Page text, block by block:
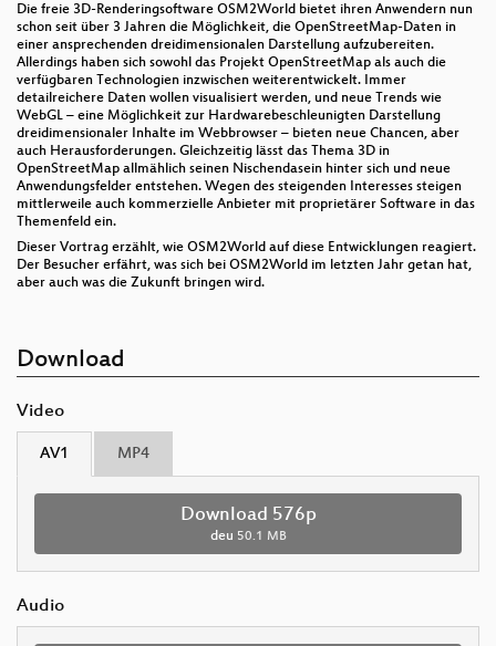
Die freie 3D-Renderingsoftware OSM2World bietet ihren Anwendern nun
schon seit über 3 Jahren die Möglichkeit, die OpenStreetMap-Daten in
einer ansprechenden dreidimensionalen Darstellung aufzubereiten.
Allerdings haben sich sowohl das Projekt OpenStreetMap als auch die
verfügbaren Technologien inzwischen weiterentwickelt. Immer
detailreichere Daten wollen visualisiert werden, und neue Trends wie
WebGL – eine Möglichkeit zur Hardwarebeschleunigten Darstellung
dreidimensionaler Inhalte im Webbrowser – bieten neue Chancen, aber
auch Herausforderungen. Gleichzeitig lässt das Thema 3D in
OpenStreetMap allmählich seinen Nischendasein hinter sich und neue
Anwendungsfelder entstehen. Wegen des steigenden Interesses steigen
mittlerweile auch kommerzielle Anbieter mit proprietärer Software in das
Themenfeld ein.
Dieser Vortrag erzählt, wie OSM2World auf diese Entwicklungen reagiert.
Der Besucher erfährt, was sich bei OSM2World im letzten Jahr getan hat,
aber auch was die Zukunft bringen wird.
Download
Video
AV1 MP4
Download 576p
deu 50.1 MB
Audio